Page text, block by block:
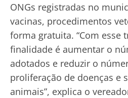
ONGs registradas no
vacinas, procedimentos
forma gratuita. “Com esse
finalidade é aumentar o
adotados e reduzir o
proliferação de doenças e
animais”, explica o